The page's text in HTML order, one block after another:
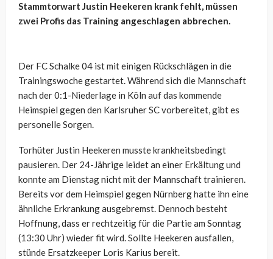
Stammtorwart Justin Heekeren krank fehlt, müssen
zwei Profis das Training angeschlagen abbrechen.
Der FC Schalke 04 ist mit einigen Rückschlägen in die
Trainingswoche gestartet. Während sich die Mannschaft
nach der 0:1-Niederlage in Köln auf das kommende
Heimspiel gegen den Karlsruher SC vorbereitet, gibt es
personelle Sorgen.
Torhüter Justin Heekeren musste krankheitsbedingt
pausieren. Der 24-Jährige leidet an einer Erkältung und
konnte am Dienstag nicht mit der Mannschaft trainieren.
Bereits vor dem Heimspiel gegen Nürnberg hatte ihn eine
ähnliche Erkrankung ausgebremst. Dennoch besteht
Hoffnung, dass er rechtzeitig für die Partie am Sonntag
(13:30 Uhr) wieder fit wird. Sollte Heekeren ausfallen,
stünde Ersatzkeeper Loris Karius bereit.